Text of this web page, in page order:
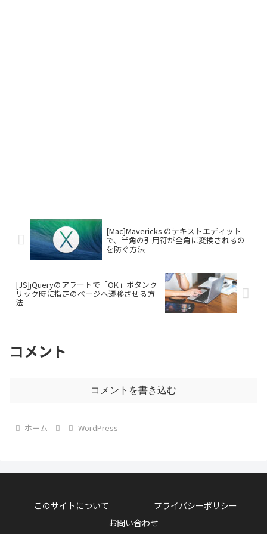
[Mac]Mavericks のテキストエディット
で、半角の引用符が全角に変換されるの
を防ぐ方法
[JS]jQueryのアラートで「OK」ボタンク
リック時に指定のページへ遷移させる方
法
コメント
コメントを書き込む
ホーム WordPress
このサイトについて
プライバシーポリシー
お問い合わせ